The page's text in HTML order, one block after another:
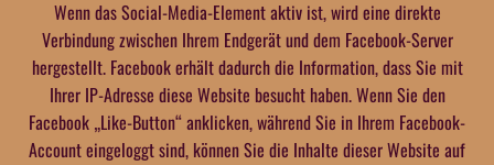
Wenn das Social-Media-Element aktiv ist, wird eine direkte
Verbindung zwischen Ihrem Endgerät und dem Facebook-Server
hergestellt. Facebook erhält dadurch die Information, dass Sie mit
Ihrer IP-Adresse diese Website besucht haben. Wenn Sie den
Facebook „Like-Button“ anklicken, während Sie in Ihrem Facebook-
Account eingeloggt sind, können Sie die Inhalte dieser Website auf